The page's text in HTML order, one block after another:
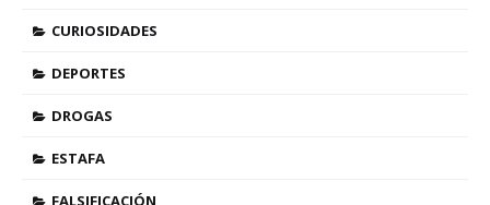
CURIOSIDADES
DEPORTES
DROGAS
ESTAFA